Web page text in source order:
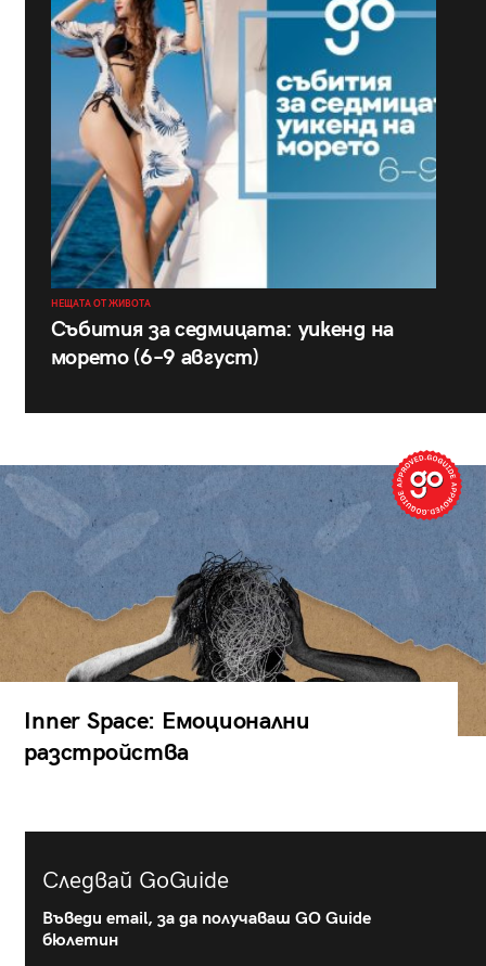
НЕЩАТА ОТ ЖИВОТА
Събития за седмицата: уикенд на
морето (6–9 август)
Inner Space: Емоционални
разстройства
Следвай GoGuide
Въведи email, за да получаваш GO Guide
бюлетин